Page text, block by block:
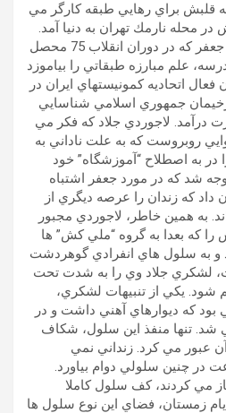
قلبش براي رهايي طبقه كارگر مي
در محله نارمك تهران به دنيا آمد.
پدرش كارگر شهرداري بود. جعفر كه در دوران انقلاب 75 محصل
علم مبارزه طبقاتي را بياموزد
فعال اتحاديه كمونيستهاي ايران در
جمهوري اسلامي شناسايي
1359 به اسارت درآمد. لاجوردي جلاد كه فكر مي
روبروست كه به علت ناداني به
در به اصطلاح “آموزشگاه” خود
شد كه در مورد جعفر اشتباه
كه زندان را عرصه ديگري از
به همين خاطر، لاجوردي مجبور
كه بعدا به گروه “ملي كش” ها
به سلول هاي انفرادي گوهردشت
لشكري جلاد وي را به شدت تحت
شود. يكي از تنبيهات لشكري،
كه ديوارهاي آهني داشت و در
شد. تنها منفذ اين سلول، شكاف
عبور مي كرد. زنداني نمي
بيشتر از 8 ــ 7 ساعت در چنين سلولي دوام بياورد.
مي كردند، كف سلول كاملا
زمستان، فضاي اين نوع سلول ها